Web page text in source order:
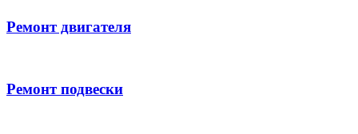
Ремонт двигателя
Ремонт подвески